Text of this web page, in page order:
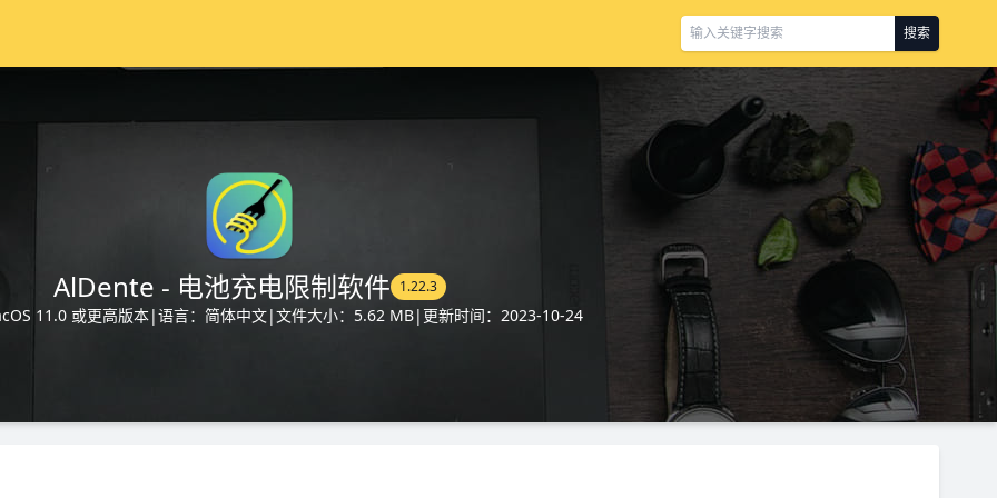
搜索
AlDente - 电池充电限制软件 1.22.3
11.0 或更高版本|语言：简体中文|文件大小：5.62 MB| 更新时间：2023-10-24